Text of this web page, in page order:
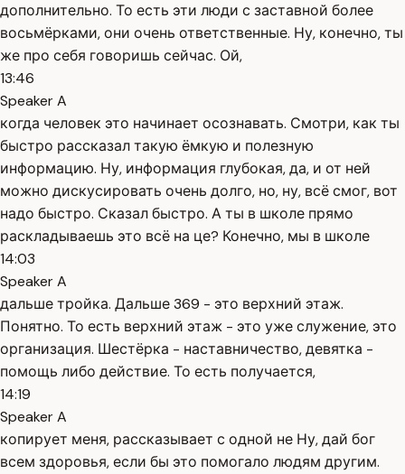
дополнительно. То есть эти люди с заставной более
восьмёрками, они очень ответственные. Ну, конечно, ты
же про себя говоришь сейчас. Ой,
13:46
Speaker A
когда человек это начинает осознавать. Смотри, как ты
быстро рассказал такую ёмкую и полезную
информацию. Ну, информация глубокая, да, и от ней
можно дискусировать очень долго, но, ну, всё смог, вот
надо быстро. Сказал быстро. А ты в школе прямо
раскладываешь это всё на це? Конечно, мы в школе
14:03
Speaker A
дальше тройка. Дальше 369 - это верхний этаж.
Понятно. То есть верхний этаж - это уже служение, это
организация. Шестёрка - наставничество, девятка -
помощь либо действие. То есть получается,
14:19
Speaker A
копирует меня, рассказывает с одной не Ну, дай бог
всем здоровья, если бы это помогало людям другим.